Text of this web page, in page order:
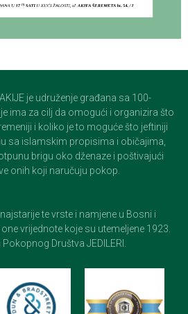
je udruženje građana sa 100-
ima za cilj da omogući i organizira što
i koliko je to moguće što jeftiniji
sa islamskim propisima i običajima,
brigu oko dženaze i poštivajući
onih koji naručuju pokop.
te vrste i namjene u Bosni i
vrijednote koje su utemeljene 1923.
Društva JEDILERI.